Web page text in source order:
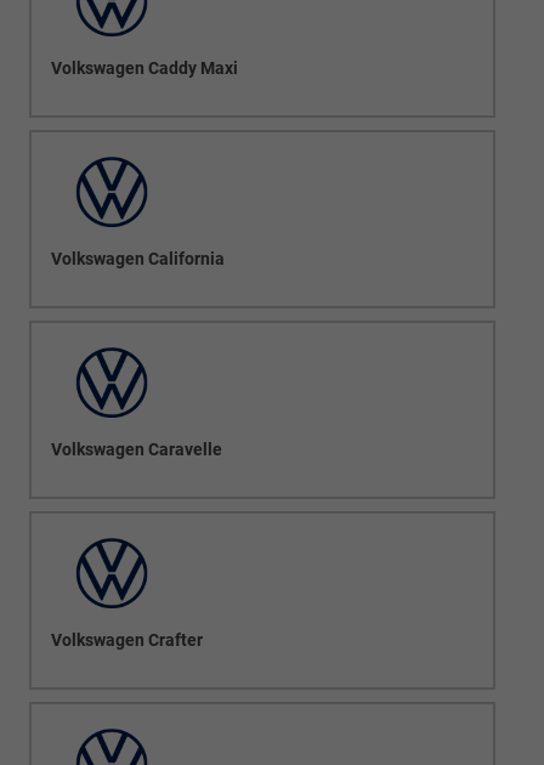
Volkswagen Caddy Maxi
Volkswagen California
Volkswagen Caravelle
Volkswagen Crafter